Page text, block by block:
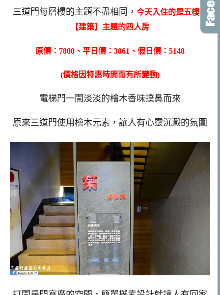
三道門每層樓的主題不盡相同， 今天入住的是五樓：
【建築】主題的四人房
原價：7800、平日價：3861、假日價：5148
(價格因特惠時間而有所變動)
電梯門一開淡淡的檜木香味撲鼻而來
原來三道門使用檜木元素，讓人有心靈沉澱的氛圍